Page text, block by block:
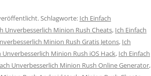
Schlagworte: Ich Einfach
Unverbesserlich Minion Rush Cheats, Ich Einfach
Minion Rush Gratis Jetons, Ich
Unverbesserlich Minion Rush iOS Hack, Ich Einfach
Unverbesserlich Minion Rush Online Generator,